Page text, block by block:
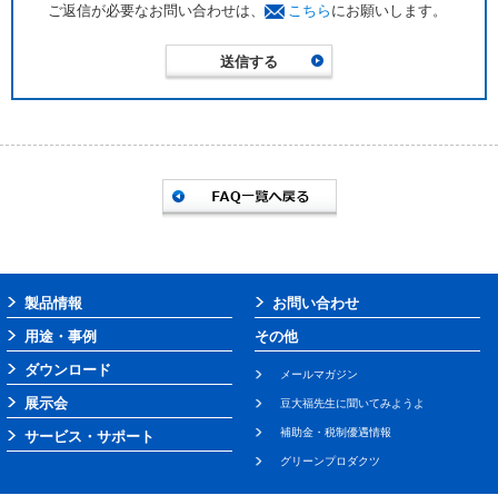
ご返信が必要なお問い合わせは、
こちら にお願いします。
製品情報
用途・事例
ダウンロード
展示会
サービス・サポート
お問い合わせ
その他
メールマガジン
豆大福先生に聞いてみようよ
補助金・税制優遇情報
グリーンプロダクツ